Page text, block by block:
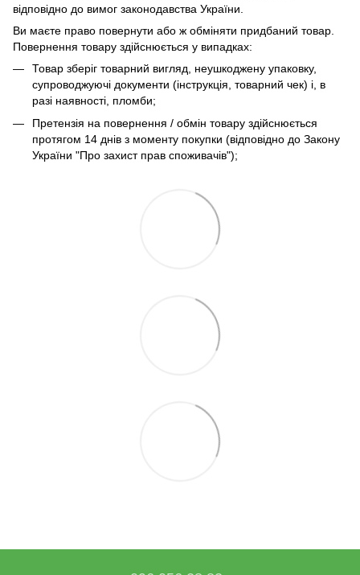
відповідно до вимог законодавства України.
Ви маєте право повернути або ж обміняти придбаний товар.
Повернення товару здійснюється у випадках:
Товар зберіг товарний вигляд, неушкоджену упаковку,
супроводжуючі документи (інструкція, товарний чек) і, в
разі наявності, пломби;
Претензія на повернення / обмін товару здійснюється
протягом 14 днів з моменту покупки (відповідно до Закону
України "Про захист прав споживачів");